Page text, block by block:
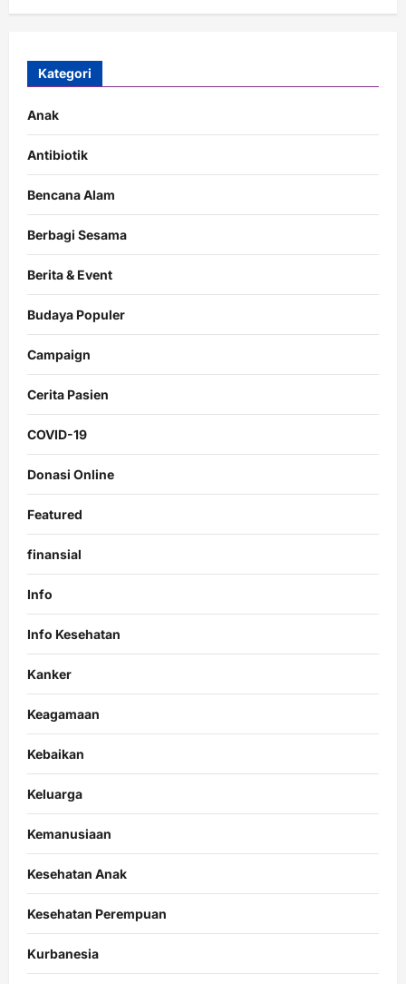
Kategori
Anak
Antibiotik
Bencana Alam
Berbagi Sesama
Berita & Event
Budaya Populer
Campaign
Cerita Pasien
COVID-19
Donasi Online
Featured
finansial
Info
Info Kesehatan
Kanker
Keagamaan
Kebaikan
Keluarga
Kemanusiaan
Kesehatan Anak
Kesehatan Perempuan
Kurbanesia